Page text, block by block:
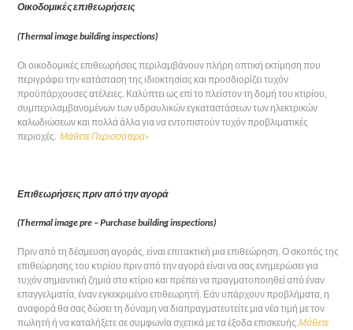
Οικοδομικές επιθεωρήσεις
(Thermal image building inspections)
Οι οικοδομικές επιθεωρήσεις περιλαμβάνουν πλήρη οπτική εκτίμηση που
περιγράφει την κατάσταση της ιδιοκτησίας και προσδιορίζει τυχόν
προϋπάρχουσες ατέλειες. Καλύπτει ως επί το πλείστον τη δομή του κτιρίου,
συμπεριλαμβανομένων των υδραυλικών εγκαταστάσεων των ηλεκτρικών
καλωδιώσεων και πολλά άλλα για να εντοπιστούν τυχόν προβλιματικές
περιοχές.Μάθετε Περισσότερα»
Επιθεωρήσεις πριν από την αγορά
(Thermal image pre – Purchase building inspections)
Πριν από τη δέσμευση αγοράς, είναι επιτακτική μια επιθεώρηση. Ο σκοπός της
επιθεώρησης του κτιρίου πριν από την αγορά είναι να σας ενημερώσει για
τυχόν σημαντική ζημιά στο κτίριο και πρέπει να πραγματοποιηθεί από έναν
επαγγελματία, έναν εγκεκριμένο επιθεωρητή. Εάν υπάρχουν προβλήματα, η
αναφορά θα σας δώσει τη δύναμη να διαπραγματευτείτε μια νέα τιμή με τον
πωλητή ή να καταλήξετε σε συμφωνία σχετικά με τα έξοδα επισκευής.Μάθετε